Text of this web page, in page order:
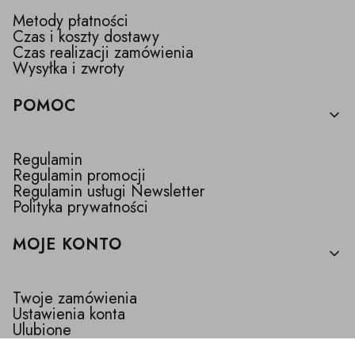
Metody płatności
Czas i koszty dostawy
Czas realizacji zamówienia
Wysyłka i zwroty
POMOC
Regulamin
Regulamin promocji
Regulamin usługi Newsletter
Polityka prywatności
MOJE KONTO
Twoje zamówienia
Ustawienia konta
Ulubione